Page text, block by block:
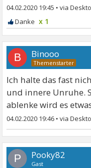
04.02.2020 19:45 •
x 1
B Binooo
Ich halte das fast
und innere Unruhe.
ablenke wird es
04.02.2020 19:46 •
P Pooky82
Gast